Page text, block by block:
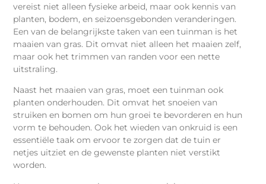
vereist niet alleen fysieke arbeid, maar ook kennis van
planten, bodem, en seizoensgebonden veranderingen.
Een van de belangrijkste taken van een tuinman is het
maaien van gras. Dit omvat niet alleen het maaien zelf,
maar ook het trimmen van randen voor een nette
uitstraling.
Naast het maaien van gras, moet een tuinman ook
planten onderhouden. Dit omvat het snoeien van
struiken en bomen om hun groei te bevorderen en hun
vorm te behouden. Ook het wieden van onkruid is een
essentiële taak om ervoor te zorgen dat de tuin er
netjes uitziet en de gewenste planten niet verstikt
worden.